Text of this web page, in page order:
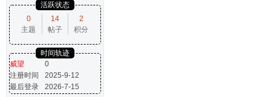
活跃状态
0
主题
14
帖子
2
积分
时间轨迹
威望
0
注册时间
2025-9-12
最后登录
2026-7-15